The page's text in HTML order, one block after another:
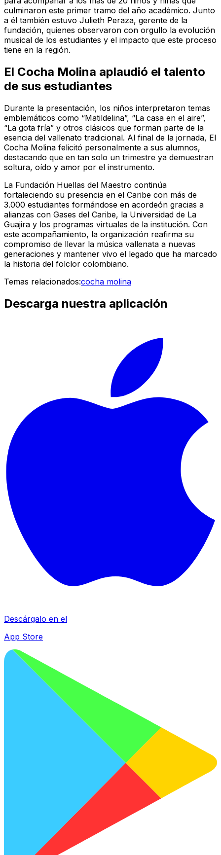
culminaron este primer tramo del año académico. Junto
a él también estuvo Julieth Peraza, gerente de la
fundación, quienes observaron con orgullo la evolución
musical de los estudiantes y el impacto que este proceso
tiene en la región.
El Cocha Molina aplaudió el talento
de sus estudiantes
Durante la presentación, los niños interpretaron temas
emblemáticos como “Matildelina”, “La casa en el aire”,
“La gota fría” y otros clásicos que forman parte de la
esencia del vallenato tradicional. Al final de la jornada, El
Cocha Molina felicitó personalmente a sus alumnos,
destacando que en tan solo un trimestre ya demuestran
soltura, oído y amor por el instrumento.
La Fundación Huellas del Maestro continúa
fortaleciendo su presencia en el Caribe con más de
3.000 estudiantes formándose en acordeón gracias a
alianzas con Gases del Caribe, la Universidad de La
Guajira y los programas virtuales de la institución. Con
este acompañamiento, la organización reafirma su
compromiso de llevar la música vallenata a nuevas
generaciones y mantener vivo el legado que ha marcado
la historia del folclor colombiano.
Temas relacionados:cocha molina
Descarga nuestra aplicación
Descárgalo en el
App Store